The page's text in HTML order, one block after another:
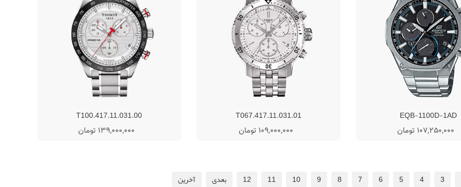
EQB-1100D-1AD
107,250,000 تومان
T067.417.11.031.01
109,000,000 تومان
T100.417.11.031.00
139,000,000 تومان
3
4
5
6
7
8
9
10
11
12 بعدی آخرین